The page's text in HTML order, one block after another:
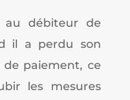
au débiteur de
il a perdu son
de paiement, ce
les mesures